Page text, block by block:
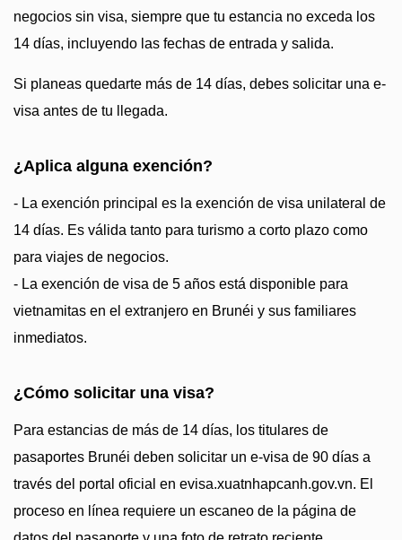
negocios sin visa, siempre que tu estancia no exceda los
14 días, incluyendo las fechas de entrada y salida.
Si planeas quedarte más de 14 días, debes solicitar una e-
visa antes de tu llegada.
¿Aplica alguna exención?
- La exención principal es la exención de visa unilateral de
14 días. Es válida tanto para turismo a corto plazo como
para viajes de negocios.
- La exención de visa de 5 años está disponible para
vietnamitas en el extranjero en Brunéi y sus familiares
inmediatos.
¿Cómo solicitar una visa?
Para estancias de más de 14 días, los titulares de
pasaportes Brunéi deben solicitar un e-visa de 90 días a
través del portal oficial en evisa.xuatnhapcanh.gov.vn. El
proceso en línea requiere un escaneo de la página de